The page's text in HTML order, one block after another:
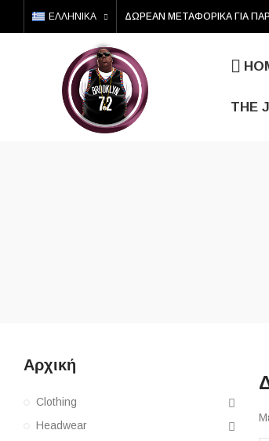
EΛΛΗΝΙΚΆ ΔΩΡΕΑΝ ΜΕΤΑΦΟΡΙΚΑ ΓΙΑ
THE
Αρχική
Clothing
Headwear